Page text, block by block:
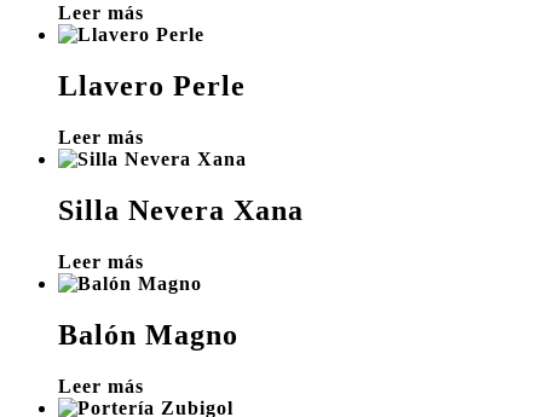
Leer más
Llavero Perle
Leer más
Silla Nevera Xana
Leer más
Balón Magno
Leer más